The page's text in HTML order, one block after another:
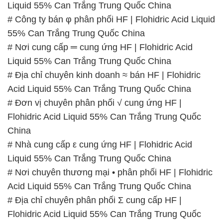
Liquid 55% Can Trắng Trung Quốc China
# Công ty bán φ phân phối HF | Flohidric Acid Liquid
55% Can Trắng Trung Quốc China
# Nơi cung cấp ═ cung ứng HF | Flohidric Acid
Liquid 55% Can Trắng Trung Quốc China
# Địa chỉ chuyên kinh doanh ≈ bán HF | Flohidric
Acid Liquid 55% Can Trắng Trung Quốc China
# Đơn vị chuyên phân phối √ cung ứng HF |
Flohidric Acid Liquid 55% Can Trắng Trung Quốc
China
# Nhà cung cấp ε cung ứng HF | Flohidric Acid
Liquid 55% Can Trắng Trung Quốc China
# Nơi chuyên thương mại • phân phối HF | Flohidric
Acid Liquid 55% Can Trắng Trung Quốc China
# Địa chỉ chuyên phân phối Σ cung cấp HF |
Flohidric Acid Liquid 55% Can Trắng Trung Quốc